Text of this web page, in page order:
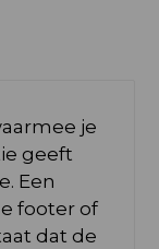
je
geeft
Een
footer of
dat de